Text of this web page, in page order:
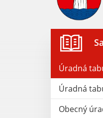
Úradná
Úradná
Obecný